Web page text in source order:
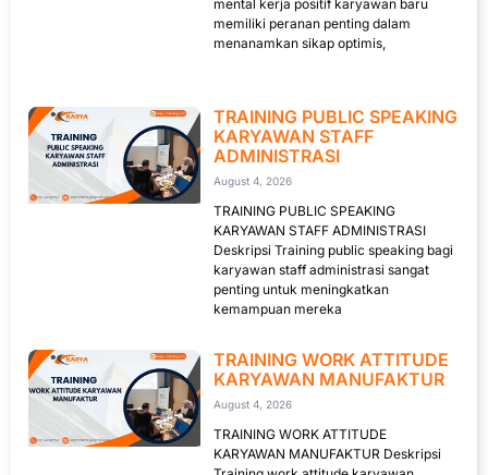
mental kerja positif karyawan baru
memiliki peranan penting dalam
menanamkan sikap optimis,
TRAINING PUBLIC SPEAKING
KARYAWAN STAFF
ADMINISTRASI
August 4, 2026
TRAINING PUBLIC SPEAKING
KARYAWAN STAFF ADMINISTRASI
Deskripsi Training public speaking bagi
karyawan staff administrasi sangat
penting untuk meningkatkan
kemampuan mereka
TRAINING WORK ATTITUDE
KARYAWAN MANUFAKTUR
August 4, 2026
TRAINING WORK ATTITUDE
KARYAWAN MANUFAKTUR Deskripsi